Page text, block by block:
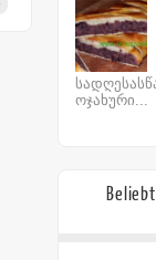
ოჯახური...